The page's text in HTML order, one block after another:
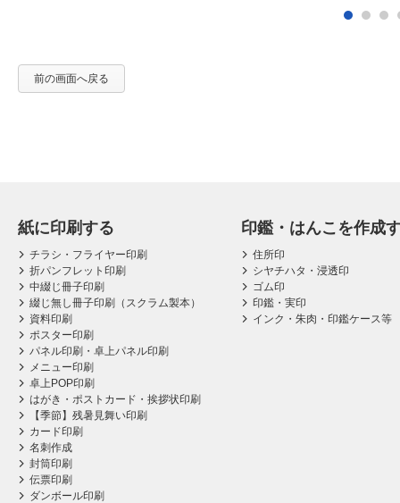
前の画面へ戻る
紙に印刷する
チラシ・フライヤー印刷
折パンフレット印刷
中綴じ冊子印刷
綴じ無し冊子印刷（スクラム製本）
資料印刷
ポスター印刷
パネル印刷・卓上パネル印刷
メニュー印刷
卓上POP印刷
はがき・ポストカード・挨拶状印刷
【季節】残暑見舞い印刷
カード印刷
名刺作成
封筒印刷
伝票印刷
ダンボール印刷
印鑑・はんこを作成
住所印
シヤチハタ・浸透印
ゴム印
印鑑・実印
インク・朱肉・印鑑ケース等